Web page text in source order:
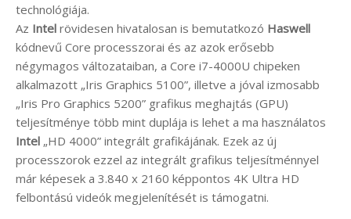
technológiája.
Az Intel rövidesen hivatalosan is bemutatkozó Haswell
kódnevű Core processzorai és az azok erősebb
négymagos változataiban, a Core i7-4000U chipeken
alkalmazott „Iris Graphics 5100”, illetve a jóval izmosabb
„Iris Pro Graphics 5200” grafikus meghajtás (GPU)
teljesítménye több mint duplája is lehet a ma használatos
Intel „HD 4000” integrált grafikájának. Ezek az új
processzorok ezzel az integrált grafikus teljesítménnyel
már képesek a 3.840 x 2160 képpontos 4K Ultra HD
felbontású videók megjelenítését is támogatni.